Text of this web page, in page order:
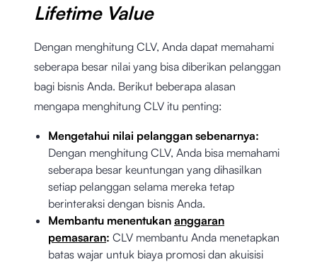
Lifetime Value
Dengan menghitung CLV, Anda dapat memahami
seberapa besar nilai yang bisa diberikan pelanggan
bagi bisnis Anda. Berikut beberapa alasan
mengapa menghitung CLV itu penting:
Mengetahui nilai pelanggan sebenarnya:
Dengan menghitung CLV, Anda bisa memahami
seberapa besar keuntungan yang dihasilkan
setiap pelanggan selama mereka tetap
berinteraksi dengan bisnis Anda.
Membantu menentukan anggaran
pemasaran: CLV membantu Anda menetapkan
batas wajar untuk biaya promosi dan akuisisi